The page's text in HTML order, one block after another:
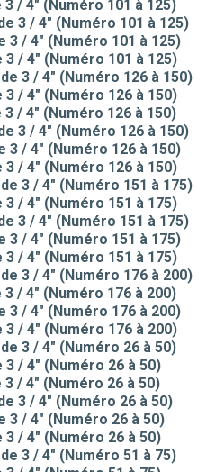
/ 4" (Numéro 101 à 125)
3 / 4" (Numéro 101 à 125)
/ 4" (Numéro 101 à 125)
/ 4" (Numéro 101 à 125)
3 / 4" (Numéro 126 à 150)
/ 4" (Numéro 126 à 150)
/ 4" (Numéro 126 à 150)
3 / 4" (Numéro 126 à 150)
/ 4" (Numéro 126 à 150)
/ 4" (Numéro 126 à 150)
3 / 4" (Numéro 151 à 175)
/ 4" (Numéro 151 à 175)
3 / 4" (Numéro 151 à 175)
/ 4" (Numéro 151 à 175)
/ 4" (Numéro 151 à 175)
3 / 4" (Numéro 176 à 200)
/ 4" (Numéro 176 à 200)
/ 4" (Numéro 176 à 200)
/ 4" (Numéro 176 à 200)
3 / 4" (Numéro 26 à 50)
/ 4" (Numéro 26 à 50)
/ 4" (Numéro 26 à 50)
3 / 4" (Numéro 26 à 50)
3 / 4" (Numéro 26 à 50)
/ 4" (Numéro 26 à 50)
3 / 4" (Numéro 51 à 75)